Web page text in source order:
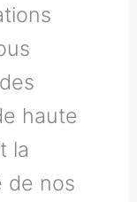
haute
la
de nos